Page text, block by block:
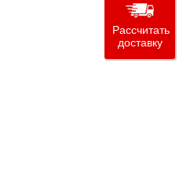
Рассчитать
доставку